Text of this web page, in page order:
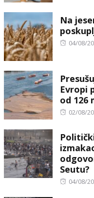
Na
Posted
04/08/
Evropi
od 126
Posted
02/08/
Seutu?
Posted
04/08/